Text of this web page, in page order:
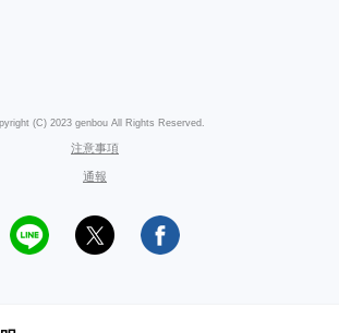
(C) 2023 genbou All Rights Reserved.
注意事項
通報